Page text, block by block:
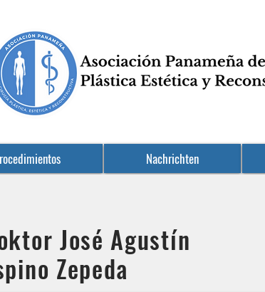
Nachrichten
José Agustín
Zepeda